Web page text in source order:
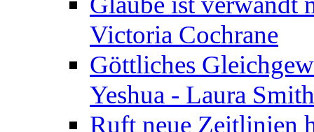
Victoria Cochrane
Göttliches
Yeshua - Laura
Ruft neue Zeitlinien